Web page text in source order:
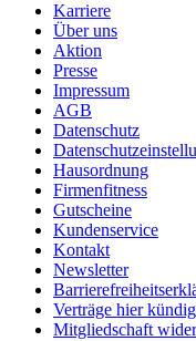
Karriere
Über uns
Aktion
Presse
Impressum
AGB
Datenschutz
Hausordnung
Firmenfitness
Gutscheine
Kundenservice
Kontakt
Newsletter
Verträge hier
Mitgliedschaft